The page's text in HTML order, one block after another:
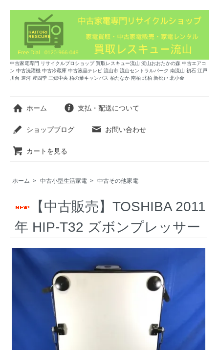
中古家電専門 リサイクルプロショップ 買取レスキュー流山 流山おおたかの森 中古エアコ
ン 中古洗濯機 中古冷蔵庫 中古液晶テレビ 流山市 流山セントラルパーク 南流山 初石 江戸
川台 運河 豊四季 三郷中央 柏の葉キャンパス 柏たなか 南柏 北柏 新松戸 北小金
ホーム 支払・配送について
ショップブログ お問い合わせ
カートを見る
ホーム > 中古小型生活家電 > 中古その他家電
【中古販売】TOSHIBA 2011
年 HIP-T32 ズボンプレッサー